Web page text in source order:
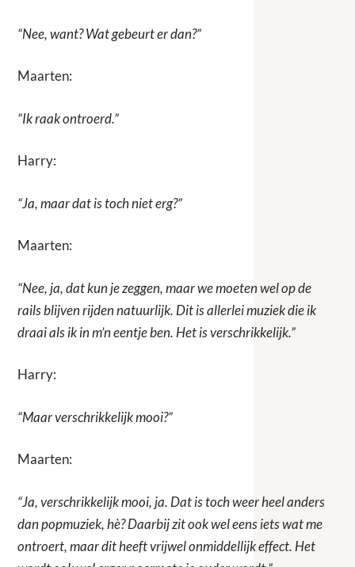
“Nee, want? Wat gebeurt er dan?”
Maarten:
“Ik raak ontroerd.”
Harry:
“Ja, maar dat is toch niet erg?”
Maarten:
“Nee, ja, dat kun je zeggen, maar we moeten wel op de
rails blijven rijden natuurlijk. Dit is allerlei muziek die ik
draai als ik in m’n eentje ben. Het is verschrikkelijk.”
Harry:
“Maar verschrikkelijk mooi?”
Maarten:
“Ja, verschrikkelijk mooi, ja. Dat is toch weer heel anders
dan popmuziek, hè? Daarbij zit ook wel eens iets wat me
ontroert, maar dit heeft vrijwel onmiddellijk effect. Het